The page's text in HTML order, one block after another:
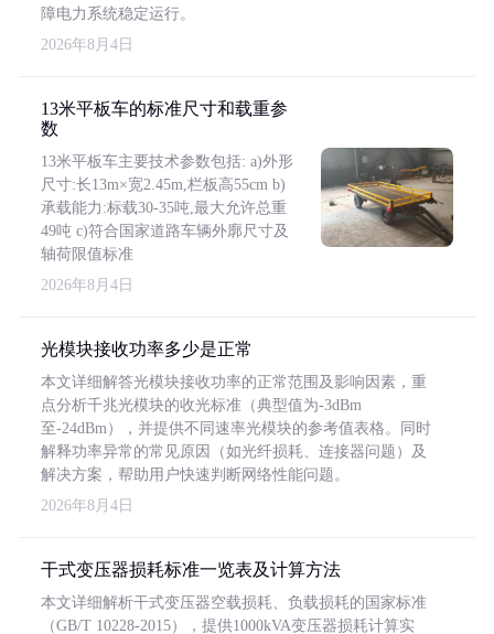
障电力系统稳定运行。
2026年8月4日
13米平板车的标准尺寸和载重参
数
13米平板车主要技术参数包括: a)外形
尺寸:长13m×宽2.45m,栏板高55cm b)
承载能力:标载30-35吨,最大允许总重
49吨 c)符合国家道路车辆外廓尺寸及
轴荷限值标准
2026年8月4日
光模块接收功率多少是正常
本文详细解答光模块接收功率的正常范围及影响因素，重
点分析千兆光模块的收光标准（典型值为-3dBm
至-24dBm），并提供不同速率光模块的参考值表格。同时
解释功率异常的常见原因（如光纤损耗、连接器问题）及
解决方案，帮助用户快速判断网络性能问题。
2026年8月4日
干式变压器损耗标准一览表及计算方法
本文详细解析干式变压器空载损耗、负载损耗的国家标准
（GB/T 10228-2015），提供1000kVA变压器损耗计算实